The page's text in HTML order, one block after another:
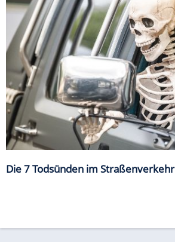
Die 7 Todsünden im Straßenverkehr